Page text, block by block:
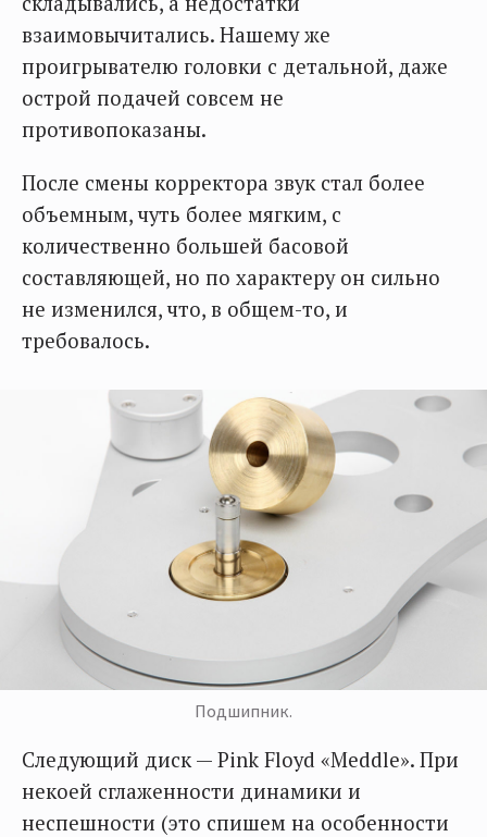
взаимовычитались. Нашему же
проигрывателю головки с детальной, даже
острой подачей совсем не
противопоказаны.
После смены корректора звук стал более
объемным, чуть более мягким, с
количественно большей басовой
составляющей, но по характеру он сильно
не изменился, что, в общем-то, и
требовалось.
Подшипник.
Следующий диск — Pink Floyd «Meddle». При
некоей сглаженности динамики и
неспешности (это спишем на особенности